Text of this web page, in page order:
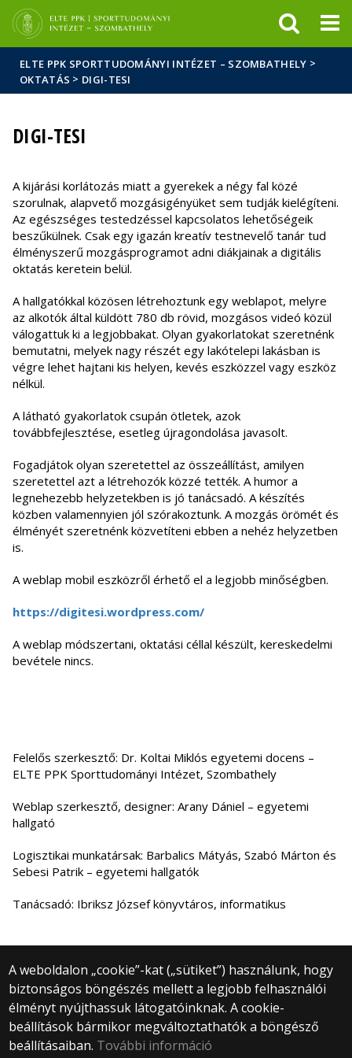
Hírek
Események
ELTE a
sajtóban
ELTE PPK SPORTTUDOMÁNYI INTÉZET – SZOMBATHELY >
OKTATÁS > DIGI-TESI
DIGI-TESI
A kijárási korlátozás miatt a gyerekek a négy fal közé
szorulnak, alapvető mozgásigényüket sem tudják kielégíteni.
Az egészséges testedzéssel kapcsolatos lehetőségeik
beszűkülnek. Csak egy igazán kreatív testnevelő tanár tud
élményszerű mozgásprogramot adni diákjainak a digitális
oktatás keretein belül.
A hallgatókkal közösen létrehoztunk egy weblapot, melyre
az alkotók által küldött 780 db rövid, mozgásos videó közül
válogattuk ki a legjobbakat. Olyan gyakorlatokat szeretnénk
bemutatni, melyek nagy részét egy lakótelepi lakásban is
végre lehet hajtani kis helyen, kevés eszközzel vagy eszköz
nélkül.
A látható gyakorlatok csupán ötletek, azok
továbbfejlesztése, esetleg újragondolása javasolt.
Fogadjátok olyan szeretettel az összeállítást, amilyen
szeretettel azt a létrehozók közzé tették. A humor a
legnehezebb helyzetekben is jó tanácsadó. A készítés
közben valamennyien jól szórakoztunk. A mozgás örömét és
élményét szeretnénk közvetíteni ebben a nehéz helyzetben
is.
A weblap mobil eszközről érhető el a legjobb minőségben.
https://digitesi.wordpress.com/
A weblap módszertani, oktatási céllal készült, kereskedelmi
bevétele nincs.
Felelős szerkesztő: Dr. Koltai Miklós egyetemi docens –
ELTE PPK Sporttudományi Intézet, Szombathely
Weblap szerkesztő, designer: Arany Dániel – egyetemi
hallgató
Logisztikai munkatársak: Barbalics Mátyás, Szabó Márton és
Sebesi Patrik – egyetemi hallgatók
Tanácsadó: Ibriksz József könyvtáros, informatikus
A weboldalon „cookie”-kat („sütiket”) használunk, hogy
biztonságos böngészés mellett a legjobb felhasználói
élményt nyújthassuk látogatóinknak. A cookie-
beállítások bármikor megváltoztathatók a böngésző
beállításaiban. További információ
© 2025 Eötvös Loránd Tudományegyetem
Minden jog fenntartva.
1053 Budapest, Egyetem tér 1–3.
Központi telefonszám: +36 1 411 6500